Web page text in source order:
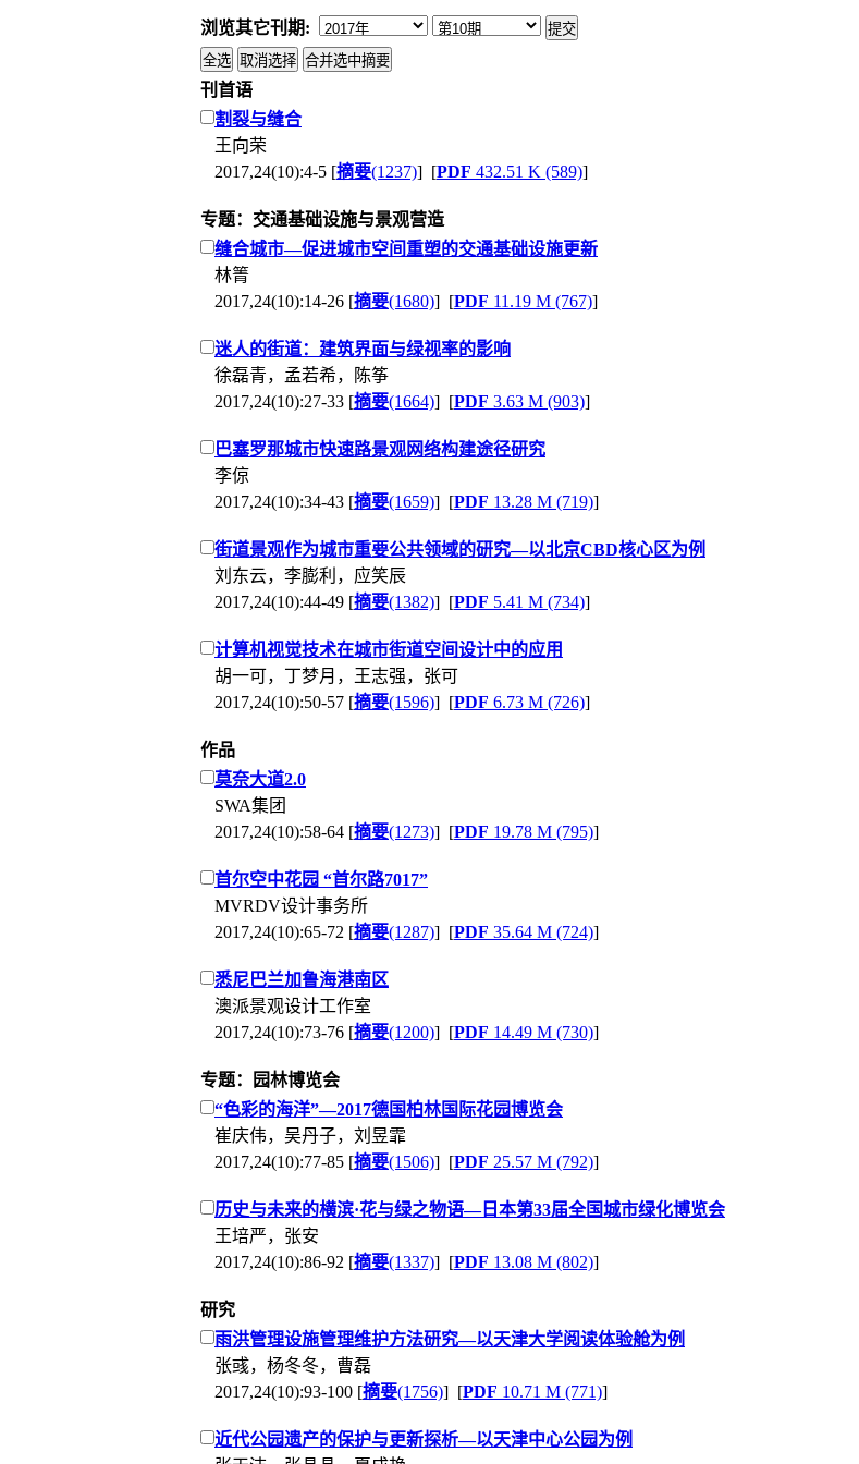
浏览其它刊期:
刊首语
割裂与缝合
王向荣
2017,24(10):4-5 [摘要(1237)] [PDF 432.51 K (589)]
专题：交通基础设施与景观营造
缝合城市—促进城市空间重塑的交通基础设施更新
林箐
2017,24(10):14-26 [摘要(1680)] [PDF 11.19 M (767)]
迷人的街道：建筑界面与绿视率的影响
徐磊青，孟若希，陈筝
2017,24(10):27-33 [摘要(1664)] [PDF 3.63 M (903)]
巴塞罗那城市快速路景观网络构建途径研究
李倞
2017,24(10):34-43 [摘要(1659)] [PDF 13.28 M (719)]
街道景观作为城市重要公共领域的研究—以北京CBD核心区为例
刘东云，李膨利，应笑辰
2017,24(10):44-49 [摘要(1382)] [PDF 5.41 M (734)]
计算机视觉技术在城市街道空间设计中的应用
胡一可，丁梦月，王志强，张可
2017,24(10):50-57 [摘要(1596)] [PDF 6.73 M (726)]
作品
莫奈大道2.0
SWA集团
2017,24(10):58-64 [摘要(1273)] [PDF 19.78 M (795)]
首尔空中花园 “首尔路7017”
MVRDV设计事务所
2017,24(10):65-72 [摘要(1287)] [PDF 35.64 M (724)]
悉尼巴兰加鲁海港南区
澳派景观设计工作室
2017,24(10):73-76 [摘要(1200)] [PDF 14.49 M (730)]
专题：园林博览会
“色彩的海洋”—2017德国柏林国际花园博览会
崔庆伟，吴丹子，刘昱霏
2017,24(10):77-85 [摘要(1506)] [PDF 25.57 M (792)]
历史与未来的横滨·花与绿之物语—日本第33届全国城市绿化博览会
王培严，张安
2017,24(10):86-92 [摘要(1337)] [PDF 13.08 M (802)]
研究
雨洪管理设施管理维护方法研究—以天津大学阅读体验舱为例
张彧，杨冬冬，曹磊
2017,24(10):93-100 [摘要(1756)] [PDF 10.71 M (771)]
近代公园遗产的保护与更新探析—以天津中心公园为例